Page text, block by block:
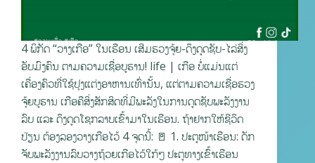
4 ພິກັດ “ວາງເກືອ” ໃນເຮືອນ ເສີມຮວງຈຸ້ຍ-ດຶງດູດຊັບ-ໄລ່ສິ່ງ
ອັບມົງຄົນ ຕາມຄວາມເຊື່ອບູຮານ! life | ເກືອ ບໍ່ແມ່ນແຕ່
ເຄື່ອງຄົວທີ່ໃຊ້ປຸງແຕ່ງອາຫານເທົ່ານັ້ນ, ແຕ່ຕາມຄວາມເຊື່ອຮວງ
ຈຸ້ຍບູຮານ ເກືອຄືສິ່ງສັກສິດທີ່ມີພະລັງໃນການດູດຊັບພະລັງງານ
ລົບ ແລະ ດຶງດູດໂຊກລາບເຂົ້າມາໃນເຮືອນ. ຖ້າຢາກໃຫ້ຊີວິດ
ປ່ຽນ ຕ້ອງລອງວາງເກືອໄວ້ 4 ຈຸດນີ້: 🚪 1. ປະຕູໜ້າເຮືອນ: ດັກ
ຈັບພະລັງງານລົບວາງຖ້ວຍເກືອໄວ້ໃກ້ໆ ປະຕູທາງເຂົ້າເຮືອນ